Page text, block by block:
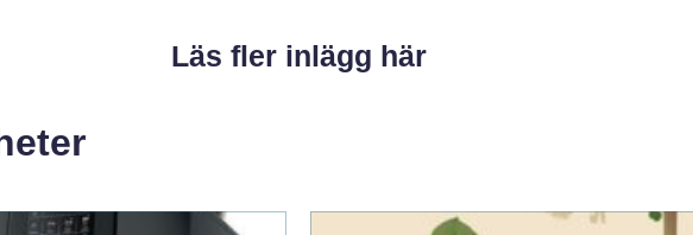
Läs fler inlägg här